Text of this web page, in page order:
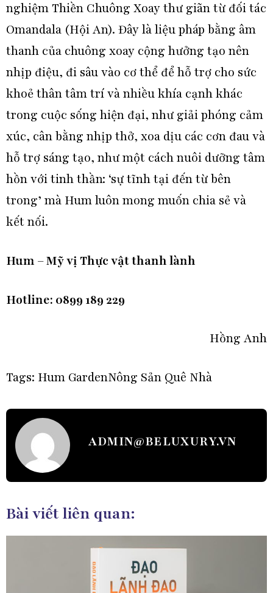
nghiệm Thiền Chuông Xoay thư giãn từ đối tác
Omandala (Hội An). Đây là liệu pháp bằng âm
thanh của chuông xoay cộng hưởng tạo nên
nhịp điệu, đi sâu vào cơ thể để hỗ trợ cho sức
khoẻ thân tâm trí và nhiều khía cạnh khác
trong cuộc sống hiện đại, như giải phóng cảm
xúc, cân bằng nhịp thở, xoa dịu các cơn đau và
hỗ trợ sáng tạo, như một cách nuôi dưỡng tâm
hồn với tinh thần: ‘sự tĩnh tại đến từ bên
trong’ mà Hum luôn mong muốn chia sẻ và
kết nối.
Hum – Mỹ vị Thực vật thanh lành
Hotline: 0899 189 229
Hồng Anh
Tags: Hum GardenNông Sản Quê Nhà
ADMIN@BELUXURY.VN
Bài viết liên quan: